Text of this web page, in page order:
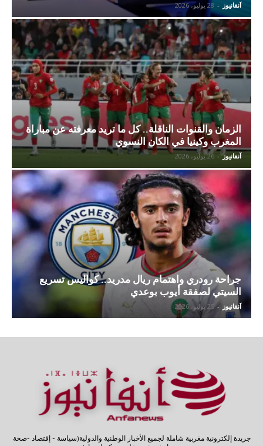
آنفانيوز - 28 يوليو، 2026
الزمان والقنوات الناقلة.. كل ما تريد معرفته عن مباراة
المغرب وكينيا في الكان النسوي
آنفانيوز - 26 يوليو، 2026
جراحة رودري واهتمام ريال مدريد.. كواليس تسريع
السيتي لصفقة أيوب بوعدي
آنفانيوز - 25 يوليو، 2026
جريدة إلكترونية مغربية شاملة لجميع الأخبار الوطنية والدولية(سياسة - إقتصاد -صحة